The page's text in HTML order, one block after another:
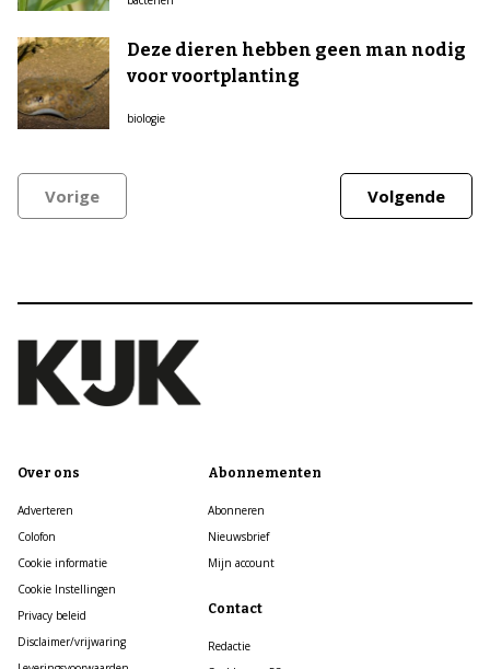
Deze dieren hebben geen man nodig
voor voortplanting
biologie
Vorige Volgende
Over ons
Adverteren
Colofon
Cookie informatie
Cookie Instellingen
Privacy beleid
Disclaimer/vrijwaring
Abonnementen
Abonneren
Nieuwsbrief
Mijn account
Contact
Redactie